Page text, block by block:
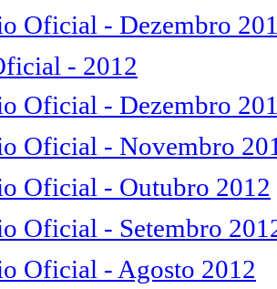
Oficial - Dezembro
- 2012
Oficial - Dezembro
Oficial - Novembro
Oficial - Outubro 2012
Oficial - Setembro
Oficial - Agosto 2012